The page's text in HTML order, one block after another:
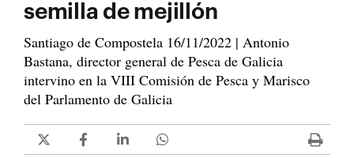
semilla de mejillón
Santiago de Compostela 16/11/2022 | Antonio
Bastana, director general de Pesca de Galicia
intervino en la VIII Comisión de Pesca y Marisco
del Parlamento de Galicia